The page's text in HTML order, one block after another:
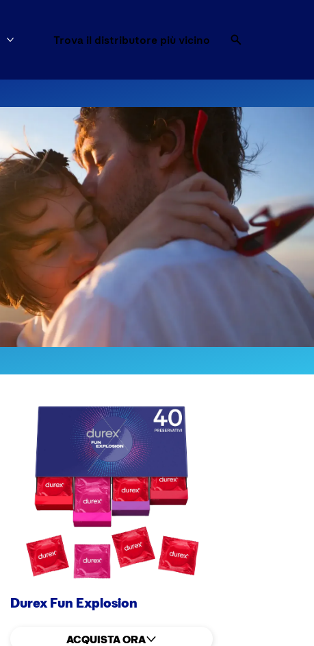
Mostra di più Trova il preservativo
Trova il distributore più vicino
Durex Fun Explosion
ACQUISTA ORA